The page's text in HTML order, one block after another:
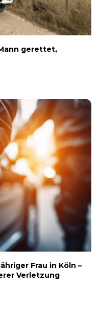
gerettet,
Frau in Köln –
Verletzung